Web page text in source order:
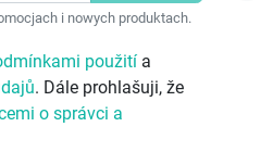
i nowych produktach.
použití a
. Dále prohlašuji, že
o správci a